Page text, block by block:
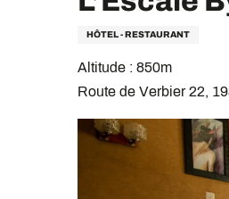
HÔTEL - RESTAURANT
Altitude : 850m
Route de Verbier 22,